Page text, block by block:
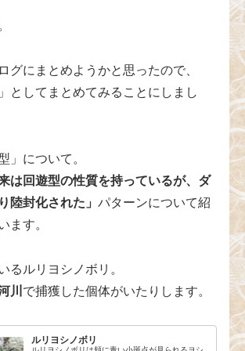
グにまとめようかと思ったので、
としてまとめてみることにしまし
」について。
来は回遊型の性質を持っているが、ダ
陸封化された」 パターンについて紹
ます。
るルリヨシノボリ。
川 で捕獲した個体がいたりします。
ルリヨシノボリ